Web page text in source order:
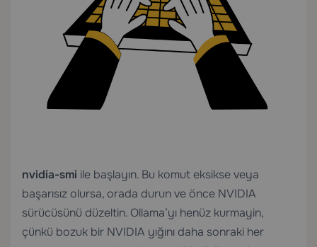
nvidia-smi ile başlayın. Bu komut eksikse veya
başarısız olursa, orada durun ve önce NVIDIA
sürücüsünü düzeltin. Ollama’yı henüz kurmayin,
çünkü bozuk bir NVIDIA yığını daha sonraki her